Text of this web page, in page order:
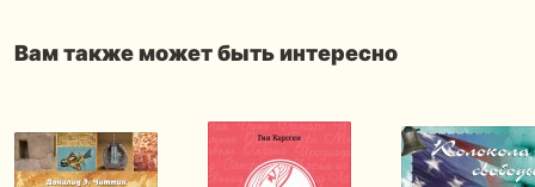
Вам также может быть интересно